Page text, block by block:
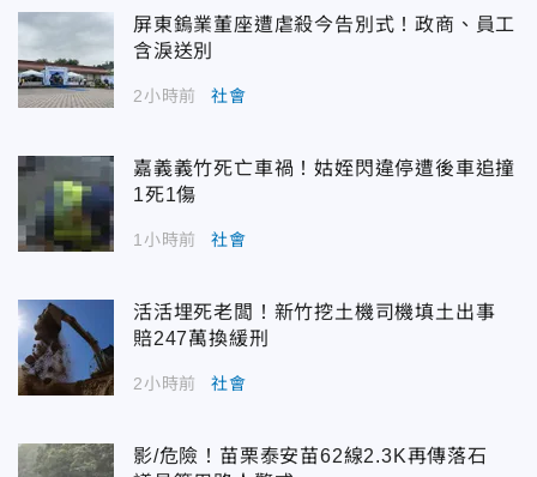
屏東鎢業董座遭虐殺今告別式！政商、員工
含淚送別
2小時前 社會
嘉義義竹死亡車禍！姑姪閃違停遭後車追撞
1死1傷
1小時前 社會
活活埋死老闆！新竹挖土機司機填土出事
賠247萬換緩刑
2小時前 社會
影/危險！苗栗泰安苗62線2.3K再傳落石